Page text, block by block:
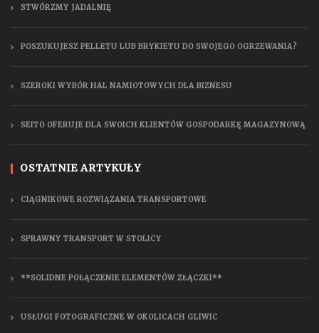
STWÓRZMY JADALNIĘ
POSZUKUJESZ PELLETU LUB BRYKIETU DO SWOJEGO OGRZEWANIA?
SZEROKI WYBÓR HAL NAMIOTOWYCH DLA BIZNESU
SEITO OFERUJE DLA SWOICH KLIENTÓW GOSPODARKĘ MAGAZYNOWĄ
OSTATNIE ARTYKUŁY
CIĄGNIKOWE ROZWIĄZANIA TRANSPORTOWE
SPRAWNY TRANSPORT W STOLICY
**SOLIDNE POŁĄCZENIE ELEMENTÓW ZŁĄCZKI**
USŁUGI FOTOGRAFICZNE W OKOLICACH GLIWIC